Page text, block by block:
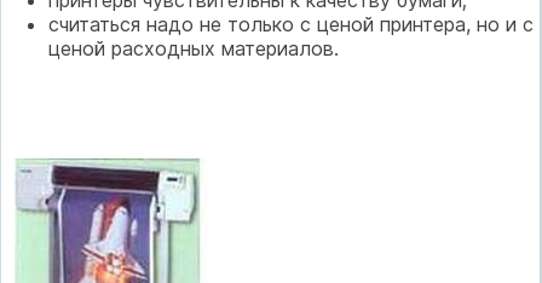
считаться надо не только с ценой принтера, но и с
ценой расходных материалов.